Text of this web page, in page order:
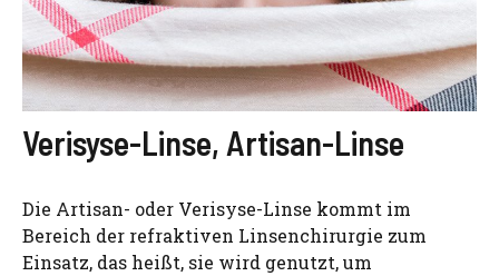
Verisyse-Linse, Artisan-Linse
Die Artisan- oder Verisyse-Linse kommt im
Bereich der refraktiven Linsenchirurgie zum
Einsatz, das heißt, sie wird genutzt, um